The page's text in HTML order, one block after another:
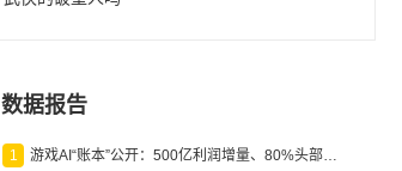
数据报告
1 游戏AI“账本”公开：500亿利润增量、80%头部入局，谁在闷声发财？